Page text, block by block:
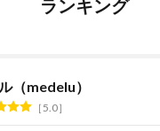
ランキング
（medelu）
5.0